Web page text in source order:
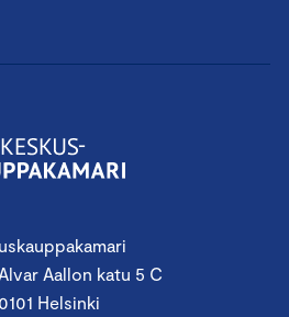
Aallon katu 5 C
Helsinki